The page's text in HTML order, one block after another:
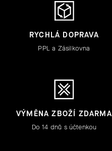
RYCHLÁ DOPRAVA
PPL a Zásilkovna
VÝMĚNA ZBOŽÍ ZDARMA
Do 14 dnů s účtenkou